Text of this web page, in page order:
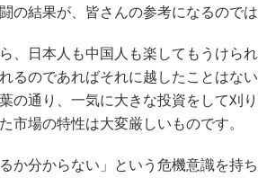
の結果が、皆さんの参考になるので
、日本人も中国人も楽してもうけら
るのであればそれに越したことはな
の通り、一気に大きな投資をして刈
市場の特性は大変厳しいものです。
か分からない」という危機意識を持